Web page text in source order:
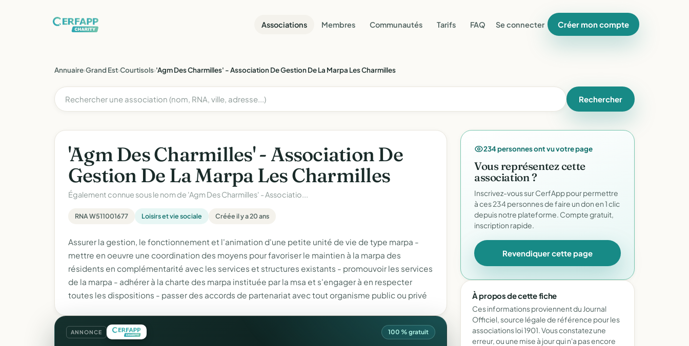
Associations Membres Communautés Tarifs FAQ Se connecter Créer mon compte
Annuaire›Grand Est›Courtisols›'Agm Des Charmilles' - Association De Gestion De La Marpa Les Charmilles
Rechercher
'Agm Des Charmilles' - Association De
Gestion De La Marpa Les Charmilles
Également connue sous le nom de 'Agm Des Charmilles' - Associatio...
RNA W511001677 Loisirs et vie sociale Créée il y a 20 ans
Assurer la gestion, le fonctionnement et l'animation d'une petite unité de vie de type marpa -
mettre en oeuvre une coordination des moyens pour favoriser le maintien à la marpa des
résidents en complémentarité avec les services et structures existants - promouvoir les services
de la marpa - adhérer à la charte des marpa instituée par la msa et s'engager à en respecter
toutes les dispositions - passer des accords de partenariat avec tout organisme public ou privé
ANNONCE 100 % gratuit
234 personnes ont vu votre page
Vous représentez cette
association ?
Inscrivez-vous sur CerfApp pour permettre
à ces 234 personnes de faire un don en 1 clic
depuis notre plateforme. Compte gratuit,
inscription rapide.
Revendiquer cette page
À propos de cette fiche
Ces informations proviennent du Journal
Officiel, source légale de référence pour les
associations loi 1901. Vous constatez une
erreur, ou une mise à jour qui n'a pas encore